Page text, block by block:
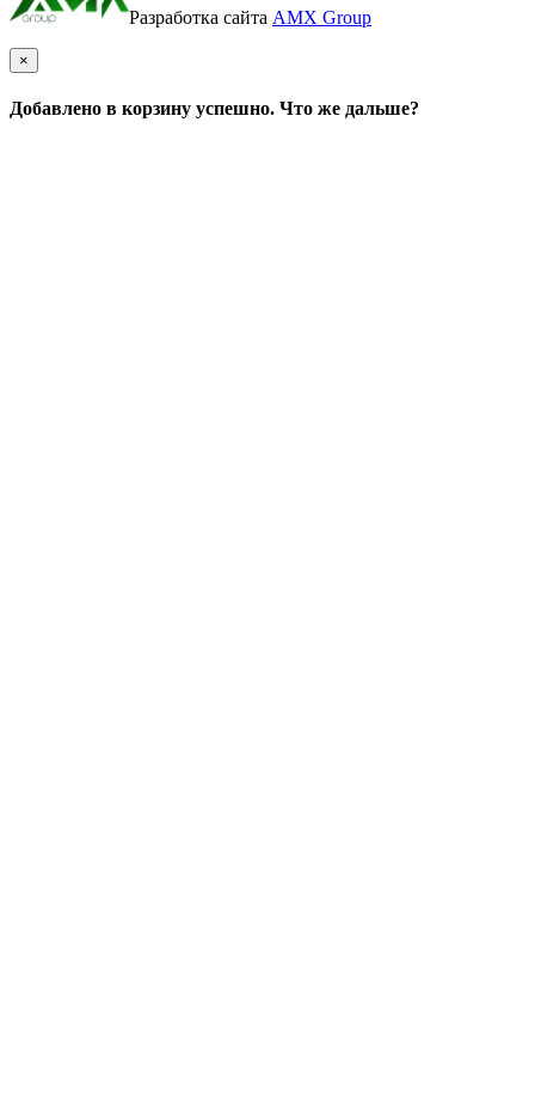
Разработка сайта AMX Group
×
Добавлено в корзину успешно. Что же дальше?